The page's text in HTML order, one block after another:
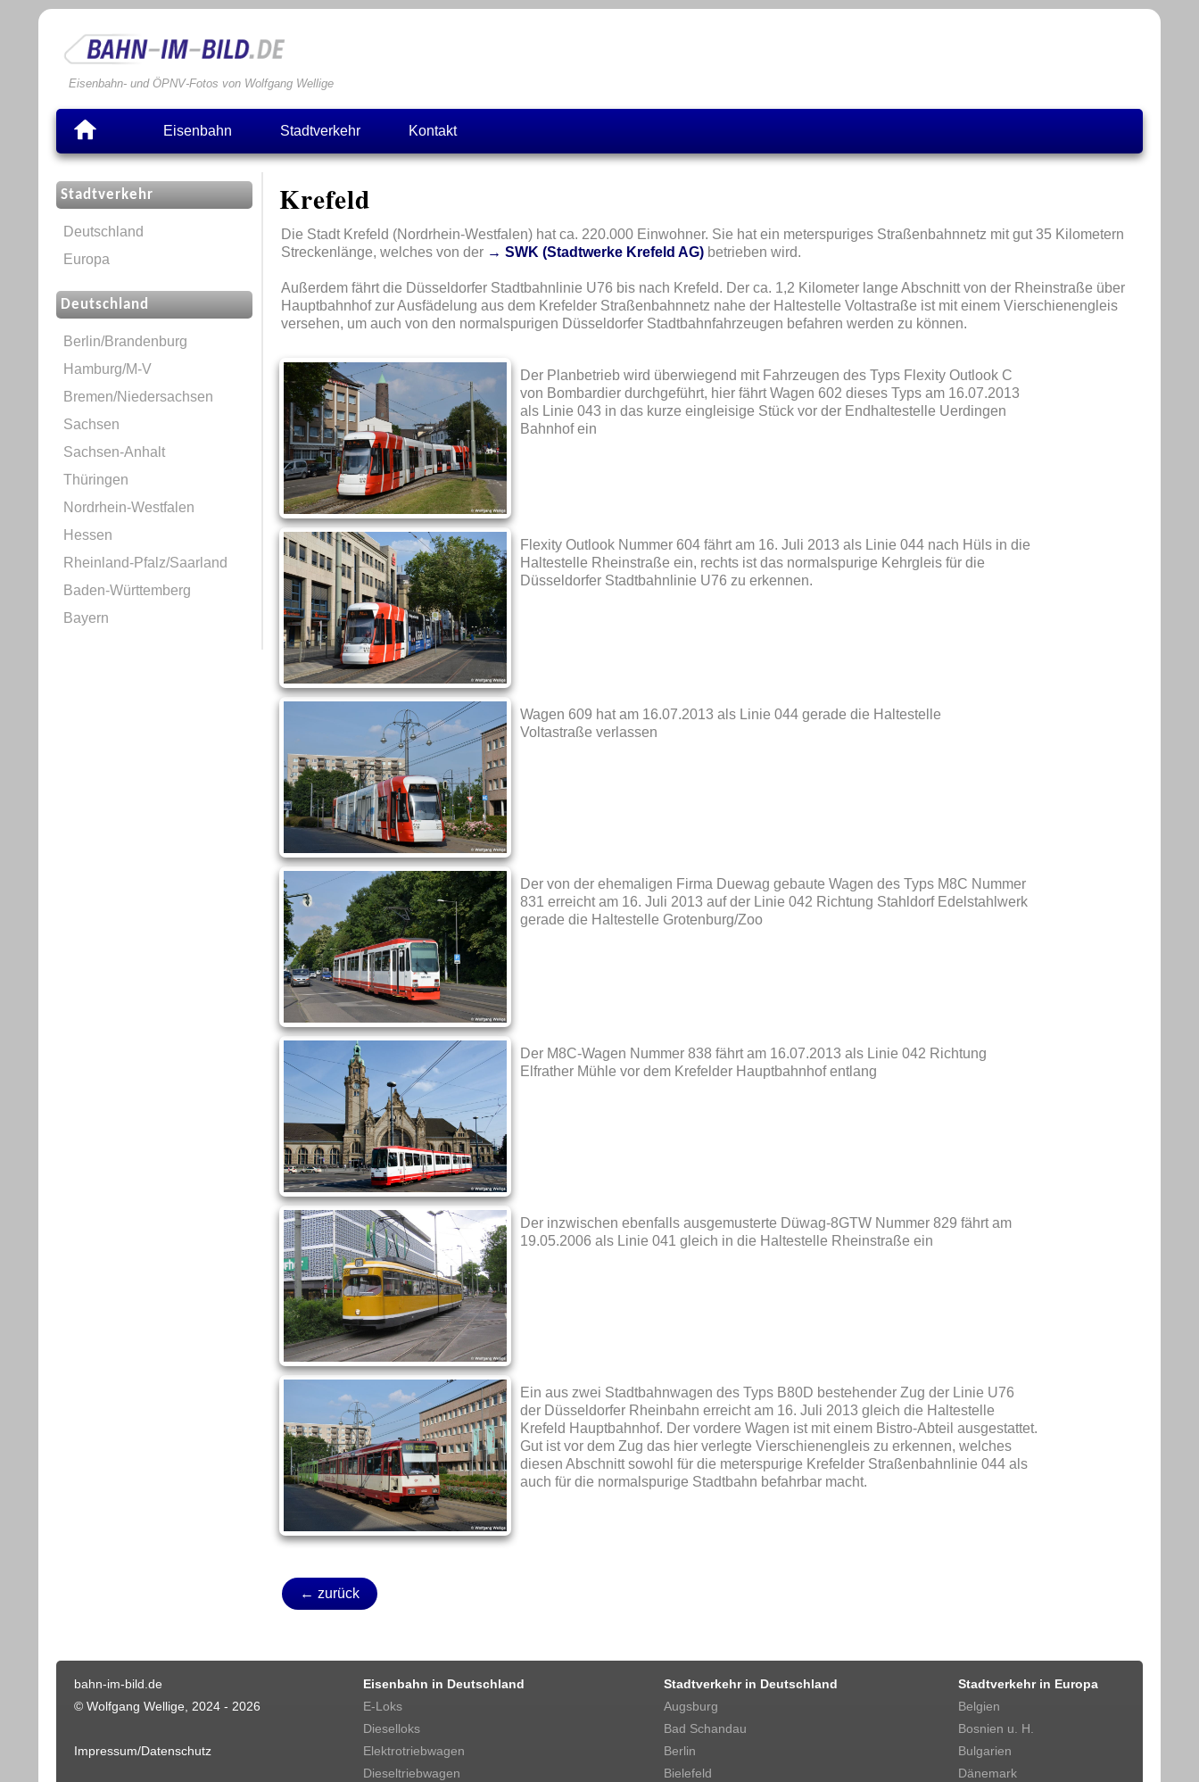
Eisenbahn- und ÖPNV-Fotos von Wolfgang Wellige
Eisenbahn Stadtverkehr Kontakt
Stadtverkehr
Deutschland
Europa
Deutschland
Berlin/Brandenburg
Hamburg/M-V
Bremen/Niedersachsen
Sachsen
Sachsen-Anhalt
Thüringen
Nordrhein-Westfalen
Hessen
Rheinland-Pfalz/Saarland
Baden-Württemberg
Bayern
Krefeld
Die Stadt Krefeld (Nordrhein-Westfalen) hat ca. 220.000 Einwohner. Sie hat ein meterspuriges Straßenbahnnetz mit gut 35 Kilometern
Streckenlänge, welches von der → SWK (Stadtwerke Krefeld AG) betrieben wird.
Außerdem fährt die Düsseldorfer Stadtbahnlinie U76 bis nach Krefeld. Der ca. 1,2 Kilometer lange Abschnitt von der Rheinstraße über
Hauptbahnhof zur Ausfädelung aus dem Krefelder Straßenbahnnetz nahe der Haltestelle Voltastraße ist mit einem Vierschienengleis
versehen, um auch von den normalspurigen Düsseldorfer Stadtbahnfahrzeugen befahren werden zu können.
Der Planbetrieb wird überwiegend mit Fahrzeugen des Typs Flexity Outlook C
von Bombardier durchgeführt, hier fährt Wagen 602 dieses Typs am 16.07.2013
als Linie 043 in das kurze eingleisige Stück vor der Endhaltestelle Uerdingen
Bahnhof ein
Flexity Outlook Nummer 604 fährt am 16. Juli 2013 als Linie 044 nach Hüls in die
Haltestelle Rheinstraße ein, rechts ist das normalspurige Kehrgleis für die
Düsseldorfer Stadtbahnlinie U76 zu erkennen.
Wagen 609 hat am 16.07.2013 als Linie 044 gerade die Haltestelle
Voltastraße verlassen
Der von der ehemaligen Firma Duewag gebaute Wagen des Typs M8C Nummer
831 erreicht am 16. Juli 2013 auf der Linie 042 Richtung Stahldorf Edelstahlwerk
gerade die Haltestelle Grotenburg/Zoo
Der M8C-Wagen Nummer 838 fährt am 16.07.2013 als Linie 042 Richtung
Elfrather Mühle vor dem Krefelder Hauptbahnhof entlang
Der inzwischen ebenfalls ausgemusterte Düwag-8GTW Nummer 829 fährt am
19.05.2006 als Linie 041 gleich in die Haltestelle Rheinstraße ein
Ein aus zwei Stadtbahnwagen des Typs B80D bestehender Zug der Linie U76
der Düsseldorfer Rheinbahn erreicht am 16. Juli 2013 gleich die Haltestelle
Krefeld Hauptbahnhof. Der vordere Wagen ist mit einem Bistro-Abteil ausgestattet.
Gut ist vor dem Zug das hier verlegte Vierschienengleis zu erkennen, welches
diesen Abschnitt sowohl für die meterspurige Krefelder Straßenbahnlinie 044 als
auch für die normalspurige Stadtbahn befahrbar macht.
← zurück
bahn-im-bild.de
© Wolfgang Wellige, 2024 - 2026
Impressum/Datenschutz
Eisenbahn in Deutschland
E-Loks
Dieselloks
Elektrotriebwagen
Dieseltriebwagen
Stadtverkehr in Deutschland
Augsburg
Bad Schandau
Berlin
Bielefeld
Stadtverkehr in Europa
Belgien
Bosnien u. H.
Bulgarien
Dänemark